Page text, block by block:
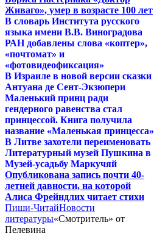
Живаго», умер в возрасте 100 лет
В словарь Института русского
языка имени В.В. Виноградова
РАН добавлены слова «коптер»,
«почтомат» и
«фотовидеофиксация»
В Израиле в новой версии сказки
Антуана де Сент-Экзюпери
Маленький принц ради
гендерного равенства стал
принцессой. Книга получила
название «Маленькая принцесса»
В Литве захотели переименовать
Литературный музей Пушкина в
Музей-усадьбу Маркучяй
Опубликована запись почти 40-
летней давности, на которой
Алиса Фрейндлих читает стихи
Пиши-ЧитайНовости
литературы«Смотритель» от
Пелевина